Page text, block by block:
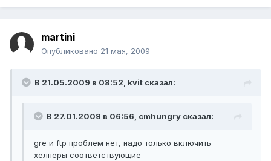
martini
Опубликовано 21 мая, 2009
В 21.05.2009 в 08:52, kvit сказал:
В 27.01.2009 в 06:56, cmhungry сказал:
gre и ftp проблем нет, надо только включить
хелперы соответствующие